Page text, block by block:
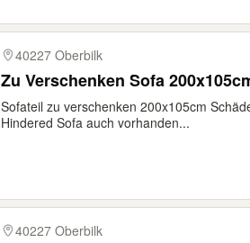
40227 Oberbilk
Zu Verschenken Sofa
Sofateil zu verschenken 200x105cm
Hindered Sofa auch vorhanden...
40227 Oberbilk